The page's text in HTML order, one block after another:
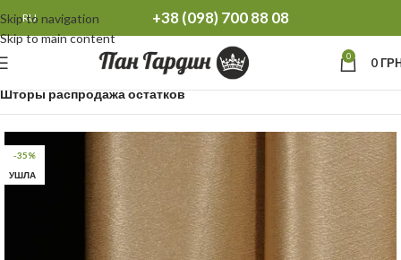
Skip to navigation
Skip to main content
RU +38 (098) 700 88 08
0 0
Главная
Распродажа остатков Тюль Шторы
Шторы распродажа остатков
-35%
УШЛА